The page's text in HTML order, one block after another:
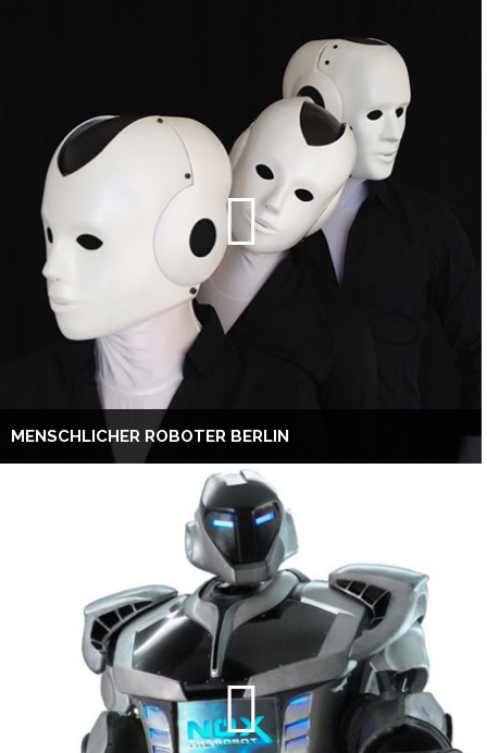
MENSCHLICHER ROBOTER BERLIN